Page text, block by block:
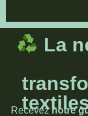
La
Receveznotre